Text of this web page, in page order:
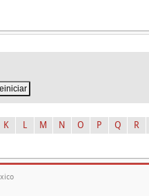
K L M N O P Q R